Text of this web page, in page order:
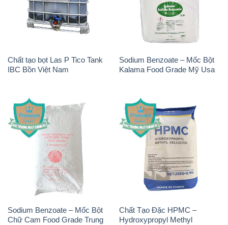
Chất tạo bọt Las P Tico Tank
IBC Bồn Việt Nam
Sodium Benzoate – Mốc Bột
Kalama Food Grade Mỹ Usa
Sodium Benzoate – Mốc Bột
Chữ Cam Food Grade Trung
Chất Tạo Đặc HPMC –
Hydroxypropyl Methyl